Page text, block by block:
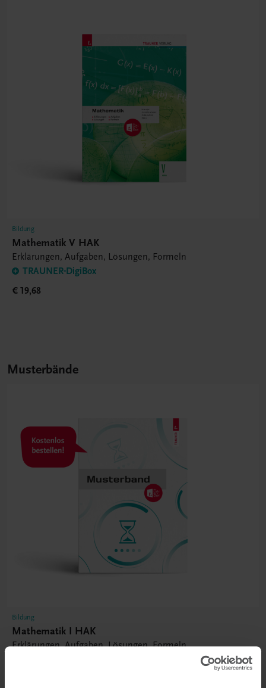
Bildung
Mathematik V HAK
Erklärungen, Aufgaben, Lösungen, Formeln
TRAUNER-DigiBox
€ 19,68
Musterbände
Bildung
Mathematik I HAK
Erklärungen, Aufgaben, Lösungen, Formeln